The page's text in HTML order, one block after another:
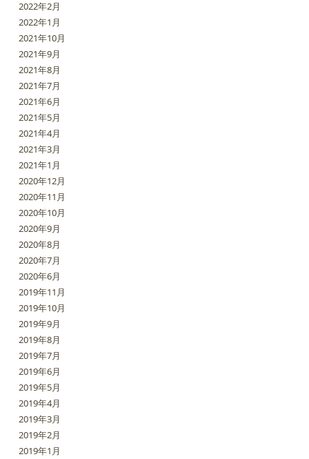
2022年2月
2022年1月
2021年10月
2021年9月
2021年8月
2021年7月
2021年6月
2021年5月
2021年4月
2021年3月
2021年1月
2020年12月
2020年11月
2020年10月
2020年9月
2020年8月
2020年7月
2020年6月
2019年11月
2019年10月
2019年9月
2019年8月
2019年7月
2019年6月
2019年5月
2019年4月
2019年3月
2019年2月
2019年1月